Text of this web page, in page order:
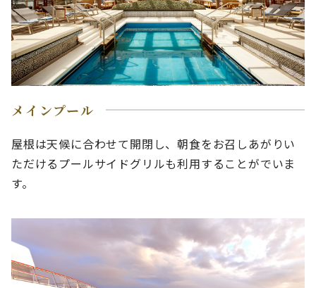
メインプール
屋根は天候に合わせて開閉し、朝食をお召しあがりい
ただけるプールサイドグリルも利用することがでいま
す。